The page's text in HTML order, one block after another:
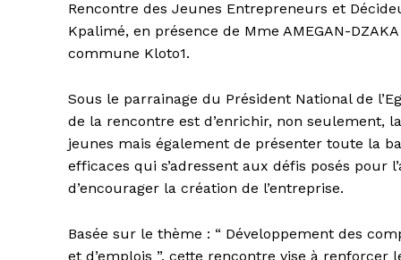
Rencontre des Jeunes Entrepreneurs et
Kpalimé, en présence de Mme AMEGAN-
commune Kloto1.
Sous le parrainage du Président National de
de la rencontre est d’enrichir, non seulement,
jeunes mais également de présenter toute la
efficaces qui s’adressent aux défis posés
d’encourager la création de l’entreprise.
Basée sur le thème : “ Développement des
et d’emplois ”, cette rencontre vise à